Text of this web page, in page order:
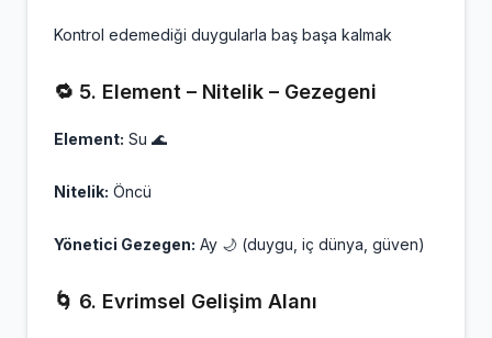
Kontrol edemediği duygularla baş başa kalmak
🔁 5. Element – Nitelik – Gezegeni
Element: Su 🌊
Nitelik: Öncü
Yönetici Gezegen: Ay 🌙 (duygu, iç dünya, güven)
🌀 6. Evrimsel Gelişim Alanı